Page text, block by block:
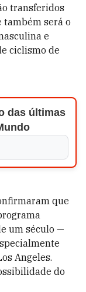
transferidos
também será o
e
ciclismo de
das últimas
que
um século —
Angeles.
do